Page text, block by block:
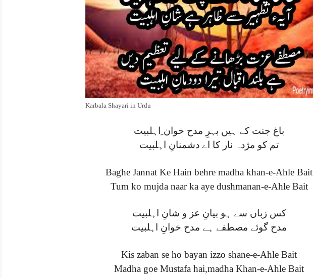
Karbala Shayari in Urdu
باغ جنت کے ہیں بہرِ مدح خوان ِاہلبیت
تم کو مژدہ نار کا اے دشمنانِ اہلبیت
Baghe Jannat Ke Hain behre madha khan-e-Ahle Bait
Tum ko mujda naar ka aye dushmanan-e-Ahle Bait
کس زباں سے ہو بیانِ عز و شانِ اہلبیت
مدح گوئے مصطفے ہے مدح خوانِ اہلبیت
Kis zaban se ho bayan izzo shane-e-Ahle Bait
Madha goe Mustafa hai,madha Khan-e-Ahle Bait